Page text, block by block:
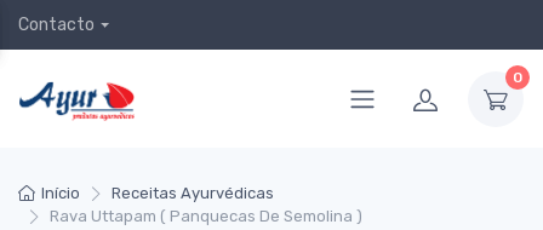
Contacto
0
Início
Receitas Ayurvédicas
Rava Uttapam ( Panquecas De Semolina )